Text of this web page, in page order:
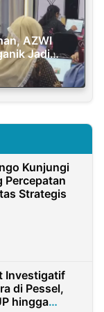
AZWI
Jadi
Kunjungi
Percepatan
Strategis
Investigatif
di Pessel,
hingga